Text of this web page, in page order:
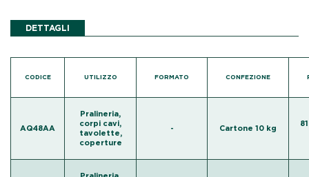
DETTAGLI
CODICE UTILIZZO
AQ48AA
Pralineria,
corpi cavi,
tavolette,
coperture
FORMATO CONFEZIONE
- Cartone 10 kg